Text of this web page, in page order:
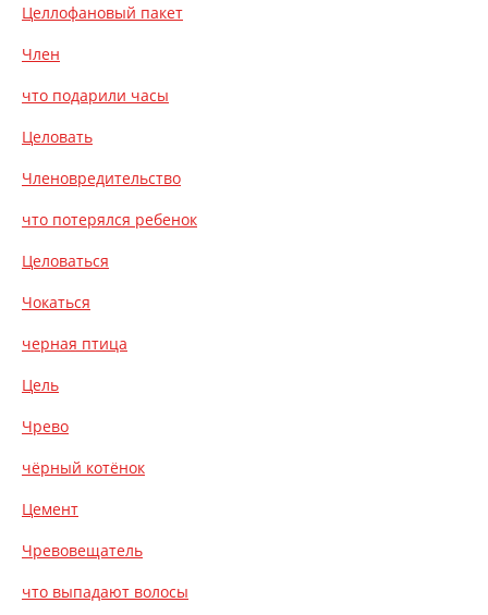
Целлофановый пакет
Член
что подарили часы
Целовать
Членовредительство
что потерялся ребенок
Целоваться
Чокаться
черная птица
Цель
Чрево
чёрный котёнок
Цемент
Чревовещатель
что выпадают волосы